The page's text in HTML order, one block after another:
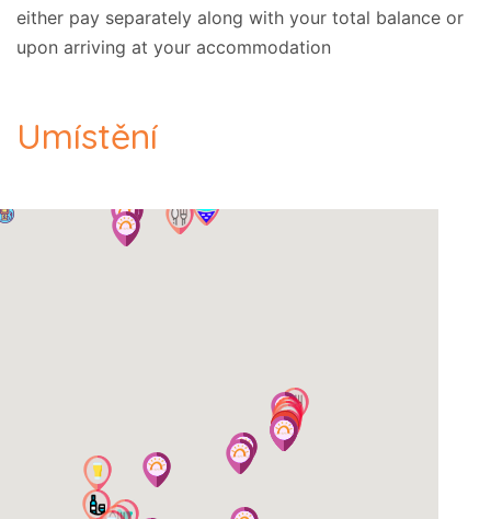
either pay separately along with your total balance or
upon arriving at your accommodation
Umístění